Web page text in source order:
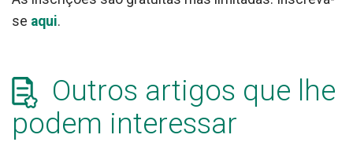
se aqui.
Outros artigos que lhe
podem interessar